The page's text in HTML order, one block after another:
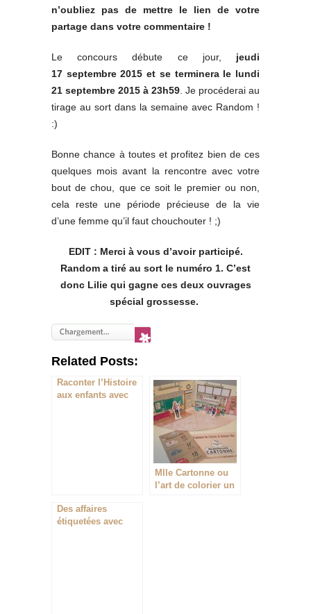
n’oubliez pas de mettre le lien de votre
partage dans votre commentaire !
Le concours débute ce jour,
jeudi
17 septembre 2015 et se terminera le lundi
21 septembre 2015 à 23h59 . Je procéderai au
tirage au sort dans la semaine avec Random !
:)
Bonne chance à toutes et profitez bien de ces
quelques mois avant la rencontre avec votre
bout de chou, que ce soit le premier ou non,
cela reste une période précieuse de la vie
d’une femme qu’il faut chouchouter ! ;)
EDIT : Merci à vous d’avoir participé.
Random a tiré au sort le numéro 1. C’est
donc Lilie qui gagne ces deux ouvrages
spécial grossesse.
Related Posts:
Raconter l’Histoire
aux enfants avec
Mlle Cartonne ou
l’art de colorier un
Des affaires
étiquetées avec